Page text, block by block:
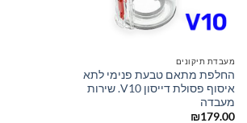
מעבדת תיקונים
החלפת מתאם טבעת פנימי לתא
איסוף פסולת דייסון V10. שירות
מעבדה
₪179.00